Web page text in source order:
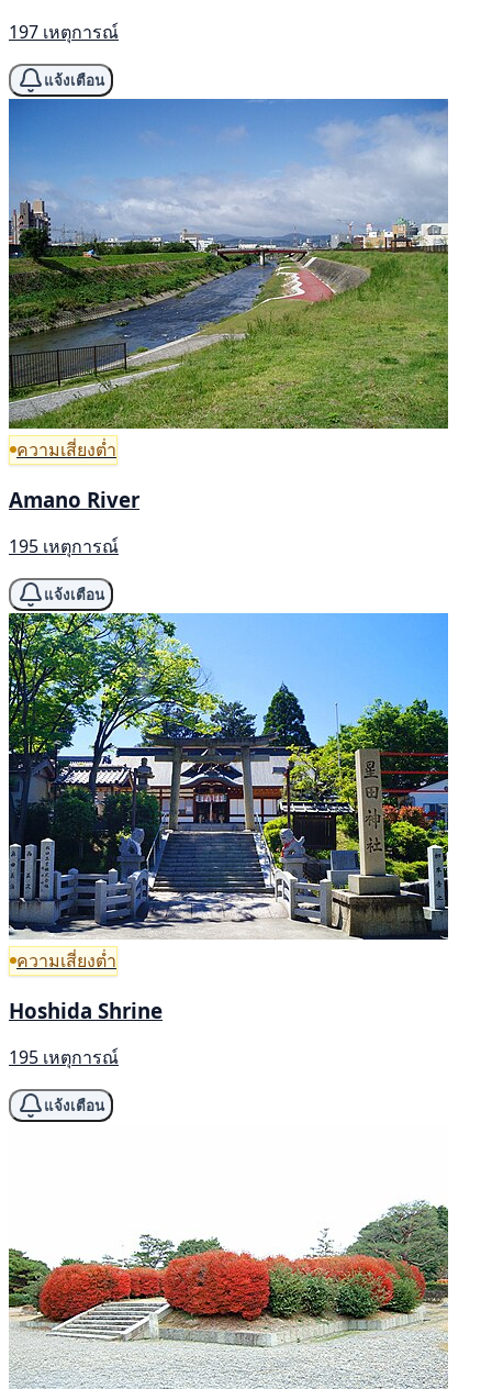
197 เหตุการณ์
แจ้งเตือน
ความเสี่ยงต่ำ
Amano River
195 เหตุการณ์
แจ้งเตือน
ความเสี่ยงต่ำ
Hoshida Shrine
195 เหตุการณ์
แจ้งเตือน